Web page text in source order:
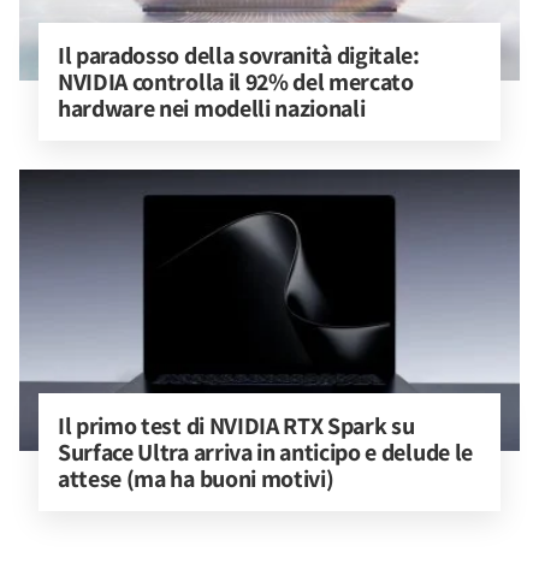
Il paradosso della sovranità digitale:
NVIDIA controlla il 92% del mercato
hardware nei modelli nazionali
Il primo test di NVIDIA RTX Spark su
Surface Ultra arriva in anticipo e delude le
attese (ma ha buoni motivi)